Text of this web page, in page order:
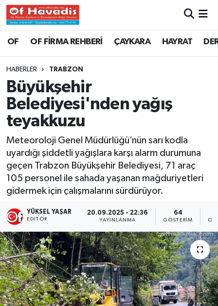
OF OF FİRMA REHBERİ ÇAYKARA HAYRAT
HABERLER TRABZON
Büyükşehir
Belediyesi'nden yağış
teyakkuzu
Meteoroloji Genel Müdürlüğü’nün sarı kodla
uyardığı şiddetli yağışlara karşı alarm durumuna
geçen Trabzon Büyükşehir Belediyesi, 71 araç
105 personel ile sahada yaşanan mağduriyetleri
gidermek için çalışmalarını sürdürüyor.
YÜKSEL YAŞAR
EDITÖR
20.09.2025 - 22:36
YAYINLANMA
64
GÖSTERIM
Trabzon Nöbetçi Eczaneler
Trabzon Namaz Vakitleri
Trabzon Trafik Yoğunluk Haritası
Süper Lig Puan Durumu ve Fikstür
Tüm Manşetler
Son Dakika Haberleri
Haber Arşivi